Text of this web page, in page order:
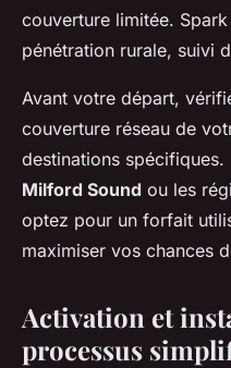
couverture limitée.
pénétration rurale, suivi
Avant votre départ,
couverture réseau de
destinations
Milford Sound ou les
optez pour un forfait
maximiser vos chances
Activation et
processus